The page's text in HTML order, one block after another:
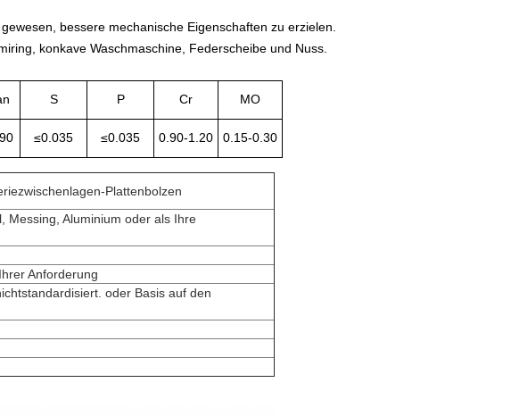
bessere mechanische Eigenschaften zu erzielen.
konkave Waschmaschine, Federscheibe und Nuss.
S P Cr MO
≤0.035 ≤0.035 0.90-1.20
0.15-0.30
Plattenbolzen
Messing, Aluminium oder als Ihre
Anforderung
oder Basis auf den